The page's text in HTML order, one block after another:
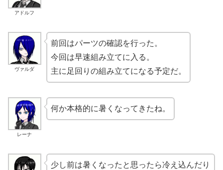
アドルフ
ヴァルダ
前回はパーツの確認を行った。
今回は早速組み立てに入る。
主に足回りの組み立てになる予定だ。
レーナ
何か本格的に暑くなってきたね。
少し前は暑くなったと思ったら冷え込んだり